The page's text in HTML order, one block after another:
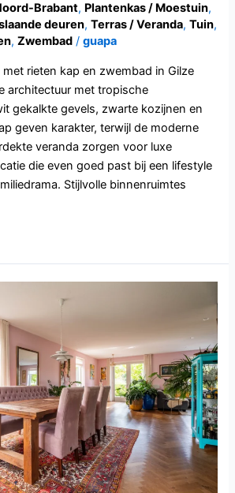
Brabant, Plantenkas / Moestuin,
deuren,Terras / Veranda,Tuin,
,Zwembad /guapa
met rieten kap en zwembad in Gilze
architectuur met tropische
gekalkte gevels, zwarte kozijnen en
geven karakter, terwijl de moderne
veranda zorgen voor luxe
die even goed past bij een lifestyle
Stijlvolle binnenruimtes